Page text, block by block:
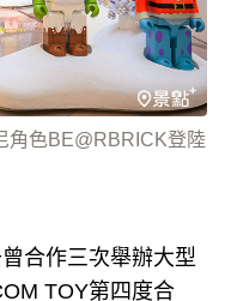
角色BE@RBRICK登陸
合作三次舉辦大型
TOY第四度合